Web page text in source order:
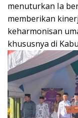
menuturkan Ia
memberikan
keharmonisan
khususnya di